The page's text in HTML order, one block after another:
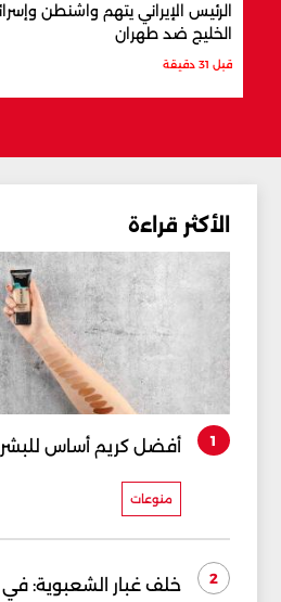
الرئيس الإيراني يتهم واشنطن
الخليج ضد طهران
قبل 31 دقيقة
الأكثر قراءة
1 أفضل كريم أساس
منوعات
2 خلف غبار الشعبوية: